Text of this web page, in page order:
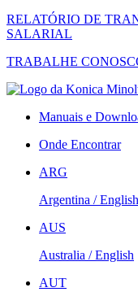
RELATÓRIO DE
SALARIAL
TRABALHE
Manuais e
Onde Encontrar
ARG
Argentina / English
AUS
Australia / English
AUT